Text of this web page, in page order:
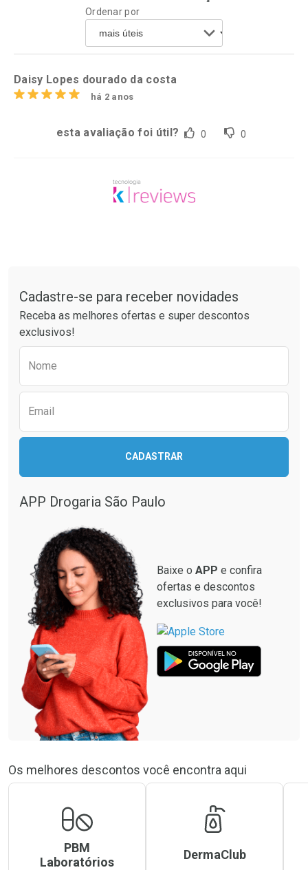
Comprar sem Desconto
Por R$ 55,99/cada
Comprar sem Desconto
Comprar sem Desconto
Por R$ 52,64/cada
Ordenar por
Daisy Lopes dourado da costa
há 2 anos
esta avaliação foi útil? 0 0
Cadastre-se para receber novidades
Receba as melhores ofertas e super descontos
exclusivos!
Nome
Email
CADASTRAR
APP Drogaria São Paulo
Baixe o APP e confira
ofertas e descontos
exclusivos para você!
Os melhores descontos você encontra aqui
PBM
Laboratórios
DermaClub